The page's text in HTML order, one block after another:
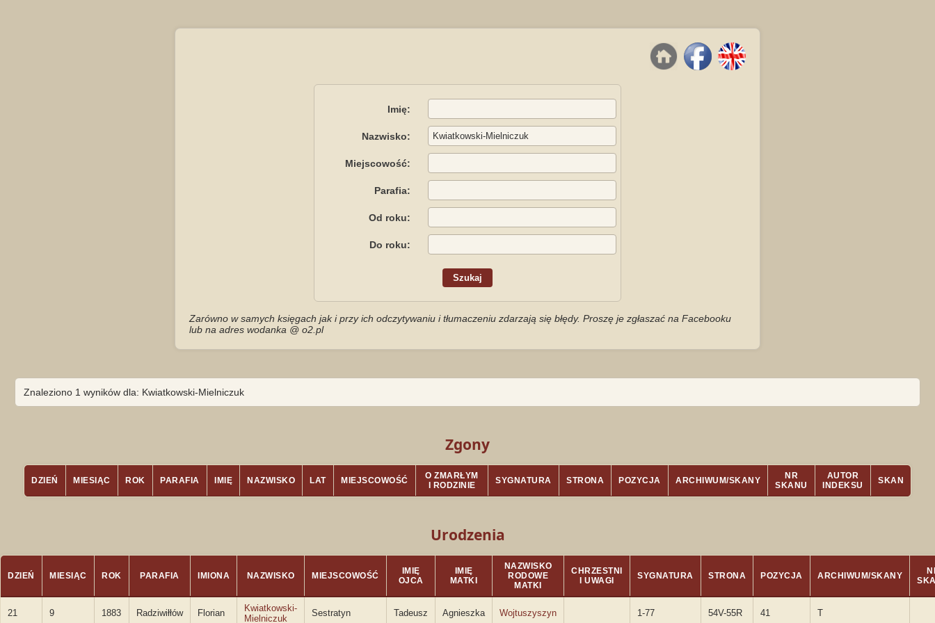
Imię:
Nazwisko:
Miejscowość:
Parafia:
Od roku:
Do roku:
Zarówno w samych księgach jak i przy ich odczytywaniu i tłumaczeniu zdarzają się błędy. Proszę je zgłaszać na Facebooku
lub na adres wodanka @ o2.pl
Znaleziono 1 wyników dla: Kwiatkowski-Mielniczuk
Zgony
DZIEŃ MIESIĄC ROK PARAFIA IMIĘ NAZWISKO LAT MIEJSCOWOŚĆ
O ZMARŁYM
I RODZINIE
SYGNATURA STRONA POZYCJA ARCHIWUM/SKANY
NR
SKANU
AUTOR
INDEKSU
SKAN
Urodzenia
DZIEŃ MIESIĄC ROK PARAFIA IMIONA NAZWISKO MIEJSCOWOŚĆ
IMIĘ
OJCA
IMIĘ
MATKI
NAZWISKO
RODOWE
MATKI
CHRZESTNI
I UWAGI
SYGNATURA STRONA POZYCJA ARCHIWUM/SKANY
21 9 1883 Radziwiłłów Florian
Kwiatkowski-
Mielniczuk
Sestratyn Tadeusz Agnieszka Wojtuszyszyn 1-77 54V-55R 41 T